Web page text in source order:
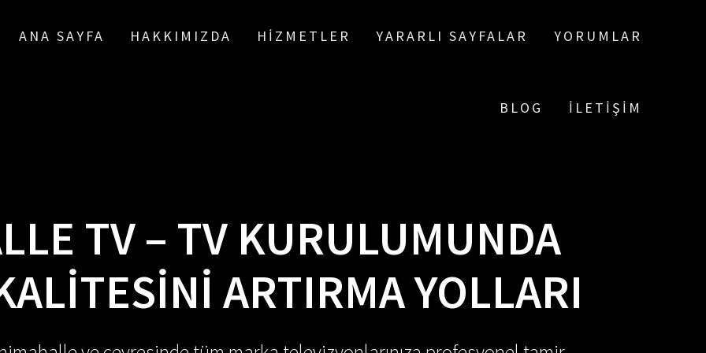
ANA SAYFA HAKKIMIZDA HIZMETLER YARARLI SAYFALAR YORUMLAR
BLOG İLETIŞIM
TV – TV KURULUMUNDA
ARTIRMA YOLLARI